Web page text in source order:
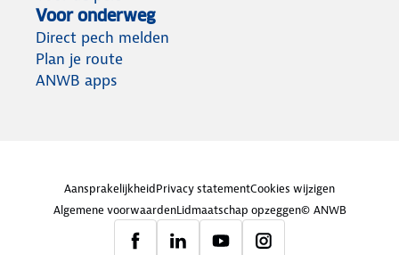
Voor onderweg
Direct pech melden
Plan je route
ANWB apps
AansprakelijkheidPrivacy statementCookies wijzigen
Algemene voorwaardenLidmaatschap opzeggen© ANWB